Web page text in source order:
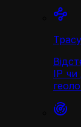
IP чи